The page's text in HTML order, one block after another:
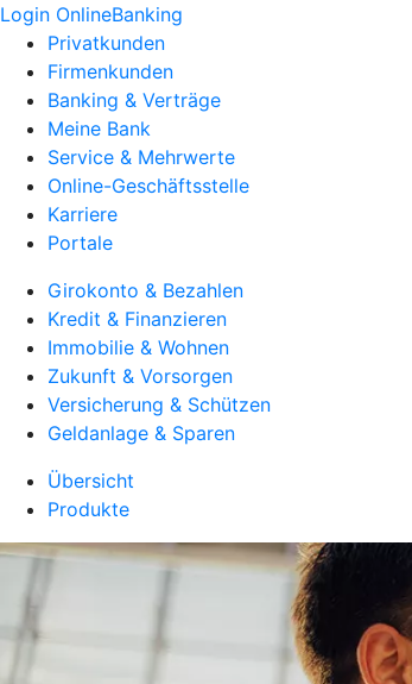
Login OnlineBanking
Privatkunden
Firmenkunden
Banking & Verträge
Meine Bank
Service & Mehrwerte
Online-Geschäftsstelle
Karriere
Portale
Girokonto & Bezahlen
Kredit & Finanzieren
Immobilie & Wohnen
Zukunft & Vorsorgen
Versicherung & Schützen
Geldanlage & Sparen
Übersicht
Produkte